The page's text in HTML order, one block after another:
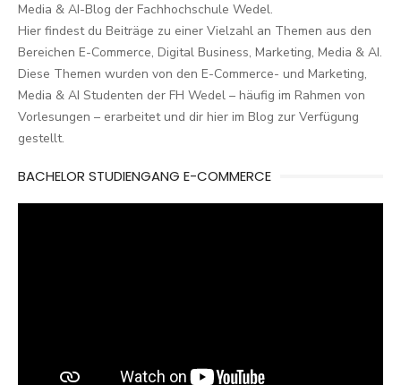
Media & AI-Blog der Fachhochschule Wedel.
Hier findest du Beiträge zu einer Vielzahl an Themen aus den
Bereichen E-Commerce, Digital Business, Marketing, Media & AI.
Diese Themen wurden von den E-Commerce- und Marketing,
Media & AI Studenten der FH Wedel – häufig im Rahmen von
Vorlesungen – erarbeitet und dir hier im Blog zur Verfügung
gestellt.
BACHELOR STUDIENGANG E-COMMERCE